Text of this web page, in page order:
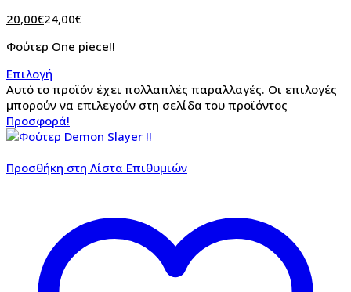
20,00€24,00€
Φούτερ One piece!!
Επιλογή
Αυτό το προϊόν έχει πολλαπλές παραλλαγές. Οι επιλογές
μπορούν να επιλεγούν στη σελίδα του προϊόντος
Προσφορά!
Προσθήκη στη Λίστα Επιθυμιών